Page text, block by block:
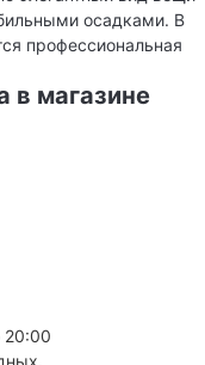
осадками. В
профессиональная
в магазине
20:00